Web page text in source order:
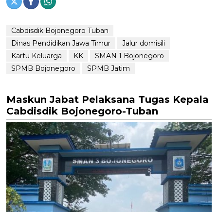
Cabdisdik Bojonegoro Tuban
Dinas Pendidikan Jawa Timur
Jalur domisili
Kartu Keluarga
KK
SMAN 1 Bojonegoro
SPMB Bojonegoro
SPMB Jatim
Maskun Jabat Pelaksana Tugas Kepala
Cabdisdik Bojonegoro-Tuban